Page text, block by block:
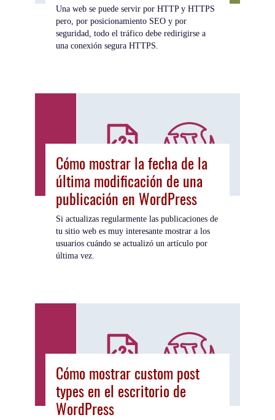
Una web se puede servir por HTTP y HTTPS
pero, por posicionamiento SEO y por
seguridad, todo el tráfico debe redirigirse a
una conexión segura HTTPS.
Cómo mostrar la fecha de la
última modificación de una
publicación en WordPress
Si actualizas regularmente las publicaciones de
tu sitio web es muy interesante mostrar a los
usuarios cuándo se actualizó un artículo por
última vez.
Cómo mostrar custom post
types en el escritorio de
WordPress